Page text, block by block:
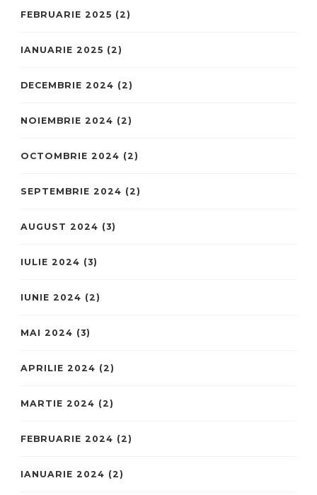
FEBRUARIE 2025 (2)
IANUARIE 2025 (2)
DECEMBRIE 2024 (2)
NOIEMBRIE 2024 (2)
OCTOMBRIE 2024 (2)
SEPTEMBRIE 2024 (2)
AUGUST 2024 (3)
IULIE 2024 (3)
IUNIE 2024 (2)
MAI 2024 (3)
APRILIE 2024 (2)
MARTIE 2024 (2)
FEBRUARIE 2024 (2)
IANUARIE 2024 (2)